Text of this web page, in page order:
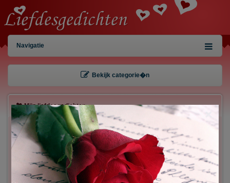
Navigatie
Bekijk categorie�n
Mijn liefdesgedichten
Gebruiker:
Wachtwoord:
Inloggen!